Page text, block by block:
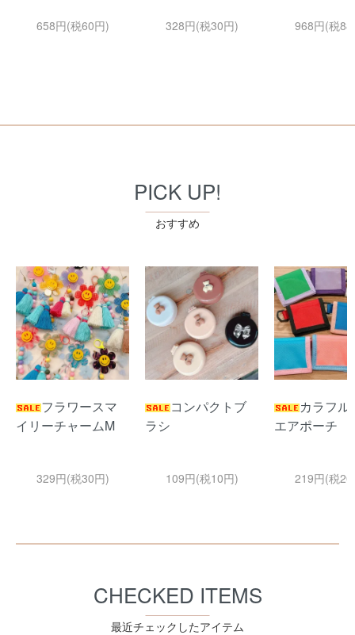
658円(税60円) 328円(税30円) 968円(税
PICK UP!
おすすめ
フラワースマ
イリーチャームM
329円(税30円)
コンパクトブ
ラシ
109円(税10円)
カラフル
エアポーチ
219円(税
CHECKED ITEMS
最近チェックしたアイテム